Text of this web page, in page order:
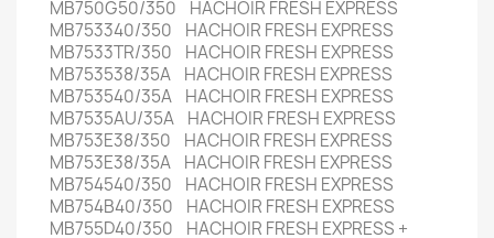
MB750G50/350 HACHOIR FRESH EXPRESS
MB753340/350 HACHOIR FRESH EXPRESS
MB7533TR/350 HACHOIR FRESH EXPRESS
MB753538/35A HACHOIR FRESH EXPRESS
MB753540/35A HACHOIR FRESH EXPRESS
MB7535AU/35A HACHOIR FRESH EXPRESS
MB753E38/350 HACHOIR FRESH EXPRESS
MB753E38/35A HACHOIR FRESH EXPRESS
MB754540/350 HACHOIR FRESH EXPRESS
MB754B40/350 HACHOIR FRESH EXPRESS
MB755D40/350 HACHOIR FRESH EXPRESS +